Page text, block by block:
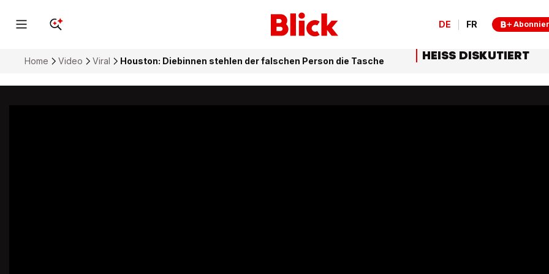
DE FR
Home Video Viral Houston: Diebinnen stehlen der falschen Person die Tasche HEISS DISKUTIERT